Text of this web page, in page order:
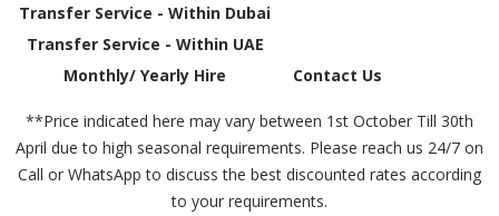
Transfer Service - Within Dubai
Transfer Service - Within UAE
Monthly/ Yearly Hire
Contact Us
**Price indicated here may vary between 1st October Till 30th
April due to high seasonal requirements. Please reach us 24/7 on
Call or WhatsApp to discuss the best discounted rates according
to your requirements.